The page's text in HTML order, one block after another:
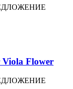
Flower